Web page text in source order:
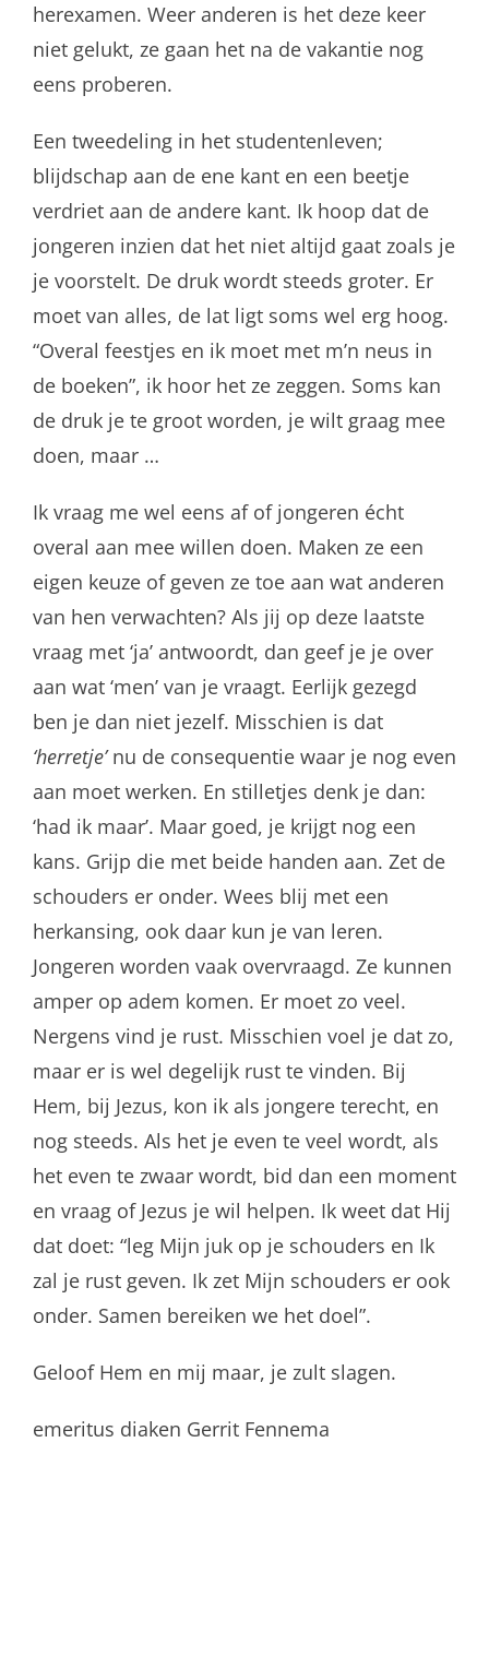
herexamen. Weer anderen is het deze keer
niet gelukt, ze gaan het na de vakantie nog
eens proberen.
Een tweedeling in het studentenleven;
blijdschap aan de ene kant en een beetje
verdriet aan de andere kant. Ik hoop dat de
jongeren inzien dat het niet altijd gaat zoals je
je voorstelt. De druk wordt steeds groter. Er
moet van alles, de lat ligt soms wel erg hoog.
“Overal feestjes en ik moet met m’n neus in
de boeken”, ik hoor het ze zeggen. Soms kan
de druk je te groot worden, je wilt graag mee
doen, maar …
Ik vraag me wel eens af of jongeren écht
overal aan mee willen doen. Maken ze een
eigen keuze of geven ze toe aan wat anderen
van hen verwachten? Als jij op deze laatste
vraag met ‘ja’ antwoordt, dan geef je je over
aan wat ‘men’ van je vraagt. Eerlijk gezegd
ben je dan niet jezelf. Misschien is dat
‘herretje’nu de consequentie waar je nog even
aan moet werken. En stilletjes denk je dan:
‘had ik maar’. Maar goed, je krijgt nog een
kans. Grijp die met beide handen aan. Zet de
schouders er onder. Wees blij met een
herkansing, ook daar kun je van leren.
Jongeren worden vaak overvraagd. Ze kunnen
amper op adem komen. Er moet zo veel.
Nergens vind je rust. Misschien voel je dat zo,
maar er is wel degelijk rust te vinden. Bij
Hem, bij Jezus, kon ik als jongere terecht, en
nog steeds. Als het je even te veel wordt, als
het even te zwaar wordt, bid dan een moment
en vraag of Jezus je wil helpen. Ik weet dat Hij
dat doet: “leg Mijn juk op je schouders en Ik
zal je rust geven. Ik zet Mijn schouders er ook
onder. Samen bereiken we het doel”.
Geloof Hem en mij maar, je zult slagen.
emeritus diaken Gerrit Fennema